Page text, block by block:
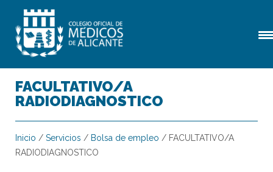
FACULTATIVO/A
RADIODIAGNOSTICO
Inicio / Servicios / Bolsa de empleo / FACULTATIVO/A
RADIODIAGNOSTICO